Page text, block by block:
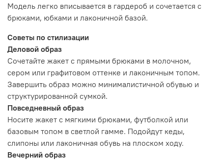
Модель легко вписывается в гардероб и сочетается с
брюками, юбками и лаконичной базой.
Советы по стилизации
Деловой образ
Сочетайте жакет с прямыми брюками в молочном,
сером или графитовом оттенке и лаконичным топом.
Завершить образ можно минималистичной обувью и
структурированной сумкой.
Повседневный образ
Носите жакет с мягкими брюками, футболкой или
базовым топом в светлой гамме. Подойдут кеды,
слипоны или лаконичная обувь на плоском ходу.
Вечерний образ